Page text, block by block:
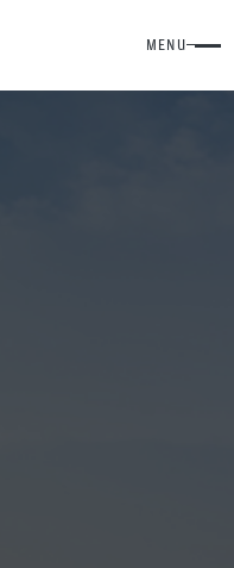
MENU